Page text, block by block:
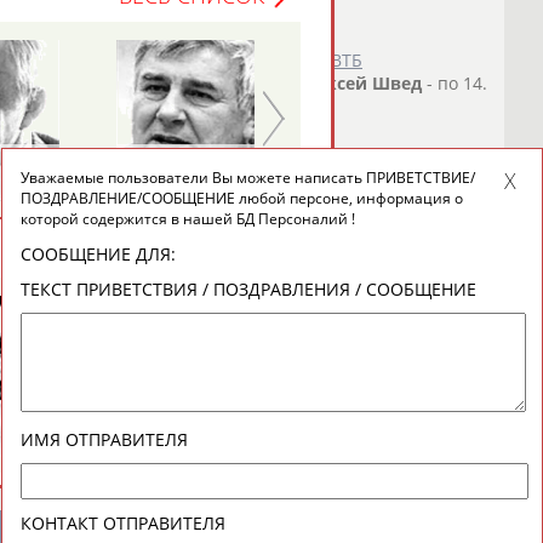
счет в финальной серии Единой лиги ВТБ
Никола Милутинов и защитник
Алексей Швед - по 14.
СТАДИОН
АВИЛОВ
БЫКОВ
ВЕСЬ СПИСОК
Уважаемые пользователи Вы можете написать ПРИВЕТСТВИЕ/
ПОЗДРАВЛЕНИЕ/СООБЩЕНИЕ любой персоне, информация о
которой содержится в нашей БД Персоналий !
СООБЩЕНИЕ ДЛЯ:
ТЕКСТ ПРИВЕТСТВИЯ / ПОЗДРАВЛЕНИЯ / СООБЩЕНИЕ
ИМЯ ОТПРАВИТЕЛЯ
КОНТАКТ ОТПРАВИТЕЛЯ